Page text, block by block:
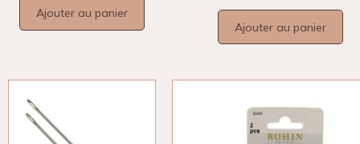
Ajouter au panier
Ajouter au panier